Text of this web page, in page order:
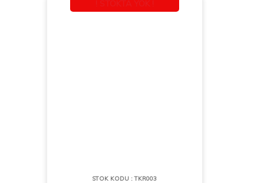
STOK KODU : TKR003